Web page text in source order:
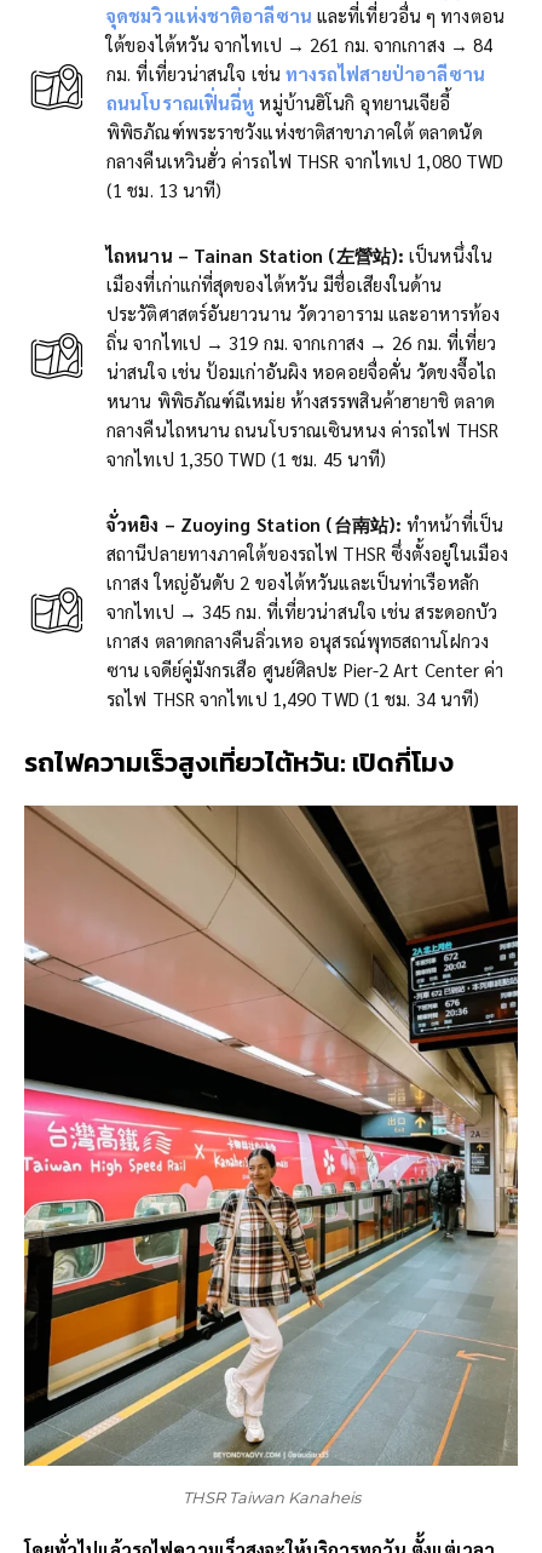
จุดชมวิวแห่งชาติอาลีซาน และที่เที่ยวอื่น ๆ ทางตอน
ใต้ของไต้หวัน จากไทเป → 261 กม. จากเกาสง → 84
กม. ที่เที่ยวน่าสนใจ เช่น ทางรถไฟสายป่าอาลีซาน
ถนนโบราณเฟิ่นฉี่หู หมู่บ้านฮิโนกิ อุทยานเจียอี้
พิพิธภัณฑ์พระราชวังแห่งชาติสาขาภาคใต้ ตลาดนัด
กลางคืนเหวินฮั่ว ค่ารถไฟ THSR จากไทเป 1,080 TWD
(1 ชม. 13 นาที)
ไถหนาน – Tainan Station (左營站): เป็นหนึ่งใน
เมืองที่เก่าแก่ที่สุดของไต้หวัน มีชื่อเสียงในด้าน
ประวัติศาสตร์อันยาวนาน วัดวาอาราม และอาหารท้อง
ถิ่น จากไทเป → 319 กม. จากเกาสง → 26 กม. ที่เที่ยว
น่าสนใจ เช่น ป้อมเก่าอันผิง หอคอยจื่อคั่น วัดขงจื๊อไถ
หนาน พิพิธภัณฑ์ฉีเหม่ย ห้างสรรพสินค้าฮายาชิ ตลาด
กลางคืนไถหนาน ถนนโบราณเซินหนง ค่ารถไฟ THSR
จากไทเป 1,350 TWD (1 ชม. 45 นาที)
จั่วหยิง – Zuoying Station (台南站): ทำหน้าที่เป็น
สถานีปลายทางภาคใต้ของรถไฟ THSR ซึ่งตั้งอยู่ในเมือง
เกาสง ใหญ่อันดับ 2 ของไต้หวันและเป็นท่าเรือหลัก
จากไทเป → 345 กม. ที่เที่ยวน่าสนใจ เช่น สระดอกบัว
เกาสง ตลาดกลางคืนลิ่วเหอ อนุสรณ์พุทธสถานโฝกวง
ซาน เจดีย์คู่มังกรเสือ ศูนย์ศิลปะ Pier-2 Art Center ค่า
รถไฟ THSR จากไทเป 1,490 TWD (1 ชม. 34 นาที)
รถไฟความเร็วสูงเที่ยวไต้หวัน: เปิดกี่โมง
THSR Taiwan Kanaheis